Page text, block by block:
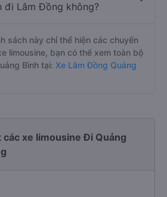
đi Lâm Đồng không?
sách này chỉ thể hiện các chuyến
limousine, bạn có thể xem toàn bộ
Bình tại: Xe Lâm Đồng Quảng
xe limousine Đi Quảng